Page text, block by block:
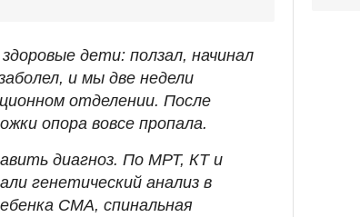
дети: ползал, начинал
и мы две недели
отделении. После
опора вовсе пропала.
диагноз. По МРТ, КТ и
генетический анализ в
СМА, спинальная